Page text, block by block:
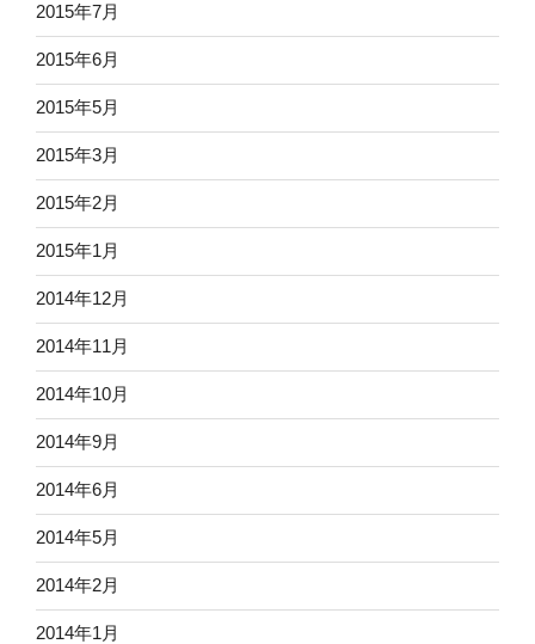
2015年7月
2015年6月
2015年5月
2015年3月
2015年2月
2015年1月
2014年12月
2014年11月
2014年10月
2014年9月
2014年6月
2014年5月
2014年2月
2014年1月